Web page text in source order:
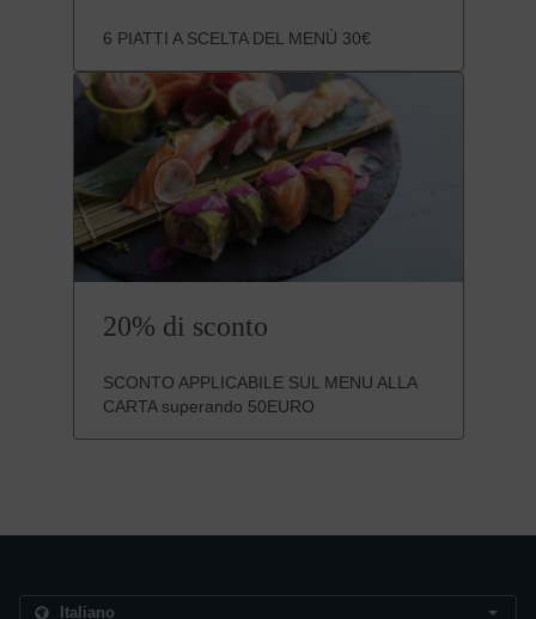
6 PIATTI A SCELTA DEL MENÙ 30€
20% di sconto
SCONTO APPLICABILE SUL MENU ALLA
CARTA superando 50EURO